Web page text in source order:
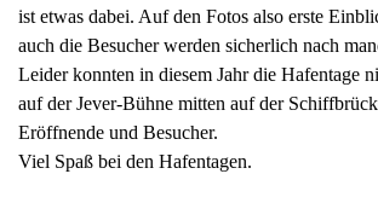
ist etwas dabei. Auf den Fotos also erste
auch die Besucher werden sicherlich nach
Leider konnten in diesem Jahr die Hafentage
auf der Jever-Bühne mitten auf der
Eröffnende und Besucher.
Viel Spaß bei den Hafentagen.